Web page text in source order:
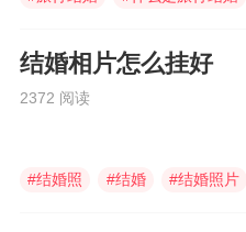
结婚相片怎么挂好
2372 阅读
#结婚照 #结婚 #结婚照片